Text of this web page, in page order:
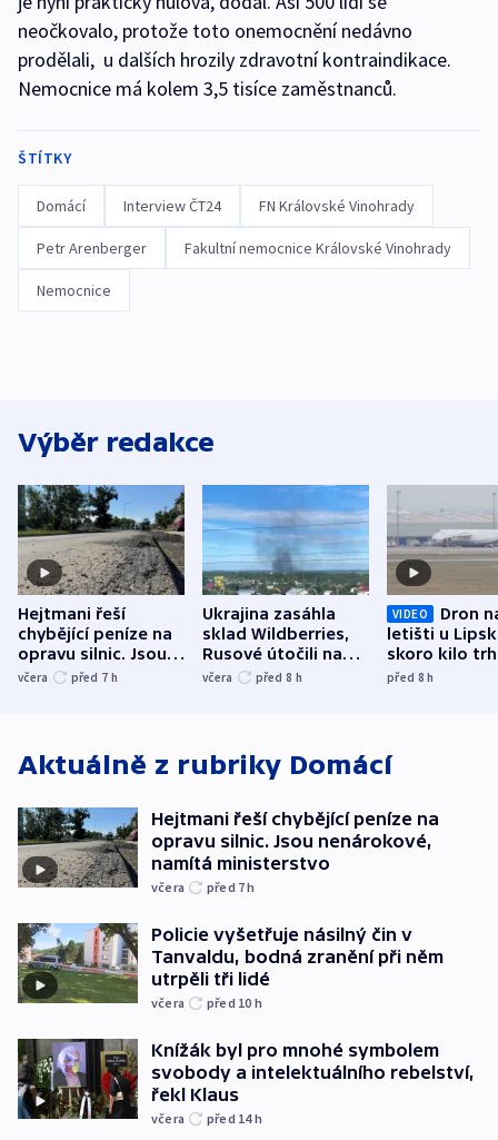
neočkovalo, protože toto onemocnění nedávno
prodělali, u dalších hrozily zdravotní kontraindikace.
Nemocnice má kolem 3,5 tisíce zaměstnanců.
ŠTÍTKY
Domácí Interview ČT24 FN Královské Vinohrady
Petr Arenberger Fakultní nemocnice Královské Vinohrady
Nemocnice
Výběr redakce
Hejtmani řeší
chybějící peníze na
opravu silnic. Jsou
nenárokové, namítá
včera před 7 h
Ukrajina zasáhla
sklad Wildberries,
Rusové útočili na
trh, hasiče či
včera před 8 h
VIDEO
Dron
letišti u
skoro kilo
indicie
před 8h
Aktuálně z rubriky Domácí
Hejtmani řeší chybějící peníze na
opravu silnic. Jsou nenárokové,
namítá ministerstvo
včera před 7h
Policie vyšetřuje násilný čin v
Tanvaldu, bodná zranění při něm
utrpěli tři lidé
včera před 10 h
Knížák byl pro mnohé symbolem
svobody a intelektuálního rebelství,
řekl Klaus
včera před 14h